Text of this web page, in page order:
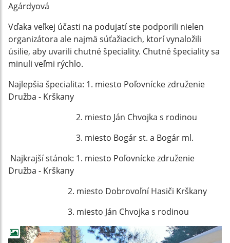
Agárdyová
Vďaka veľkej účasti na podujatí ste podporili nielen
organizátora ale najmä súťažiacich, ktorí vynaložili
úsilie, aby uvarili chutné špeciality. Chutné špeciality sa
minuli veľmi rýchlo.
Najlepšia špecialita: 1. miesto Poľovnícke združenie
Družba - Krškany
2. miesto Ján Chvojka s rodinou
3. miesto Bogár st. a Bogár ml.
Najkrajší stánok: 1. miesto Poľovnícke združenie
Družba - Krškany
2. miesto Dobrovoľní Hasiči Krškany
3. miesto Ján Chvojka s rodinou